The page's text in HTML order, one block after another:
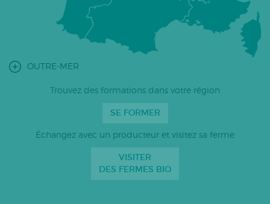
OUTRE-MER
Trouvez des formations dans votre région
SE FORMER
Échangez avec un producteur et visitez sa ferme
VISITER
DES FERMES BIO